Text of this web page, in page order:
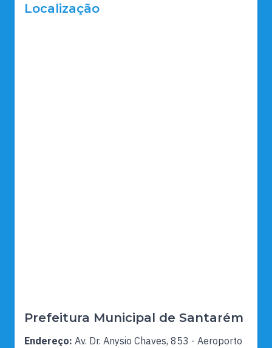
Localização
Prefeitura Municipal de Santarém
Endereço: Av. Dr. Anysio Chaves, 853 - Aeroporto